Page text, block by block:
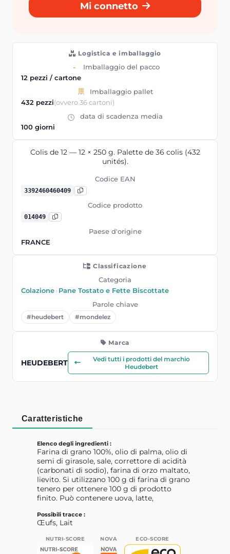
Mi connetto
Logistica e imballaggio
Imballaggio del pacco
12 pezzi / cartone
Imballaggio pallet
432 pezzi(ovvero 36 cartoni)
data di scadenza media
100 giorni
Colis de 12 — 12 × 250 g. Palette de 36 colis (432
unités).
Codice EAN
3392460460409
Codice prodotto
014049
Paese d'origine
FRANCE
Classificazione
Categoria
Colazione›Pane Tostato e Fette Biscottate
Parole chiave
#heudebert #mondelez
Marca
HEUDEBERT
Vedi tutti i prodotti del marchio
Heudebert
Caratteristiche
Elenco degli ingredienti :
Farina di grano 100%, olio di palma, olio di
semi di girasole, sale, correttore di acidità
(carbonati di sodio), farina di orzo maltato,
lievito. Si utilizzano 100 g di farina di grano
tenero per ottenere 100 g di prodotto
finito. Può contenere uova, latte,
Possibili tracce :
Œufs, Lait
NUTRI-SCORE NOVA ECO-SCORE